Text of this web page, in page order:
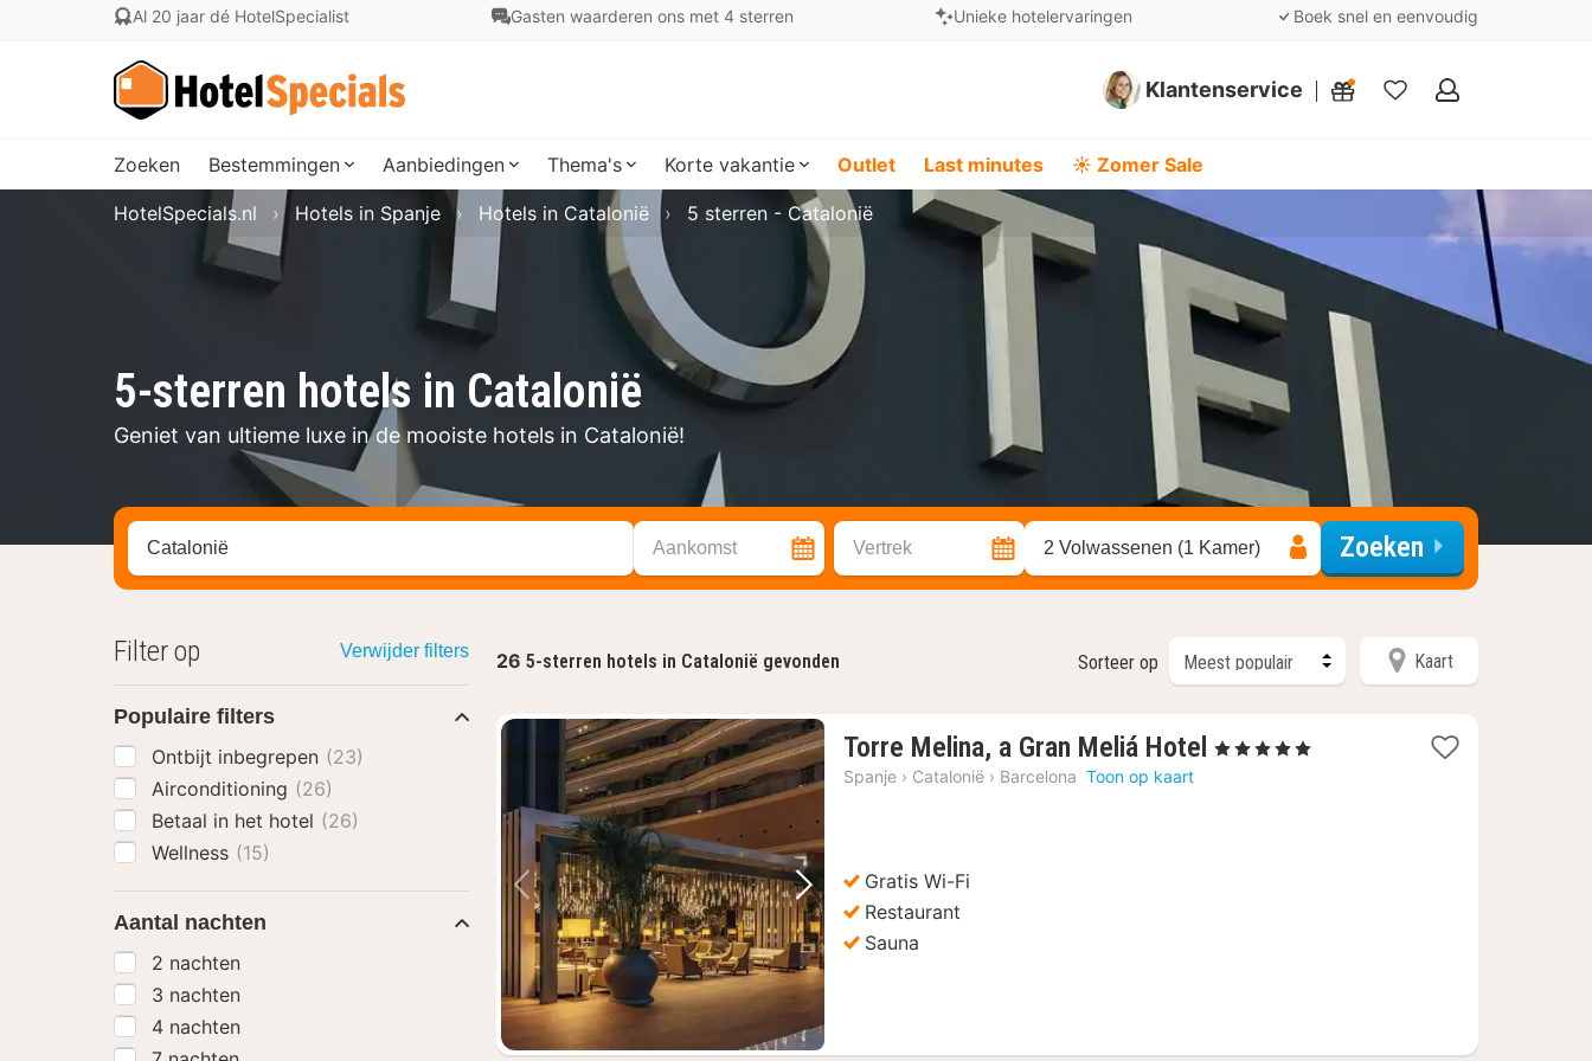
Al 20 jaar dé HotelSpecialist Gasten waarderen ons met 4 sterren Unieke hotelervaringen Boek snel en eenvoudig
Klantenservice
Mijn
Zoeken Bestemmingen Aanbiedingen Thema's Korte vakantie Outlet Last minutes ☀️ Zomer Sale
5-sterren hotels in Catalonië
Geniet van ultieme luxe in de mooiste hotels in Catalonië!
HotelSpecials.nl Hotels in Spanje Hotels in Catalonië 5 sterren - Catalonië
Zoek op hotel, regio of stad Aankomst Vertrek 2 Volwassenen (1 Kamer) Zoeken
26 5-sterren hotels in Catalonië gevonden Sorteer op Kaart
Vorige foto Volgende foto
Torre Melina, a Gran Meliá Hotel 1
, 5 Sterren
Spanje › Catalonië › Barcelona Toon op kaart
Gratis Wi-Fi
Restaurant
Sauna
Filter op Verwijder filters
Populaire filters
Ontbijt inbegrepen (23)
Airconditioning (26)
Betaal in het hotel (26)
Wellness (15)
Aantal nachten
2 nachten
3 nachten
4 nachten